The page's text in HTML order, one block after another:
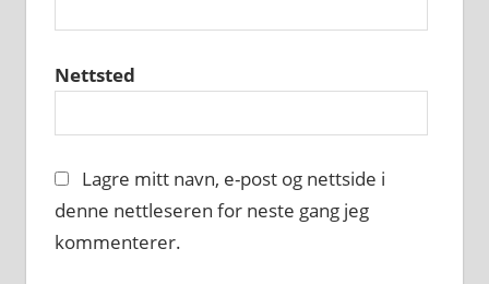
Nettsted
Lagre mitt navn, e-post og nettside i
denne nettleseren for neste gang jeg
kommenterer.